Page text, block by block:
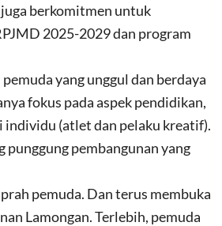
berkomitmen untuk
2025-2029 dan program
yang unggul dan berdaya
fokus pada aspek pendidikan,
individu (atlet dan pelaku kreatif).
punggung pembangunan yang
pemuda. Dan terus membuka
Lamongan. Terlebih, pemuda